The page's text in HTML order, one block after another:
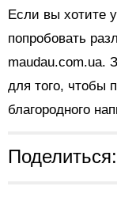
Если вы хотите
попробовать
maudau.com.ua.
для того, чтобы
благородного
Поделиться: